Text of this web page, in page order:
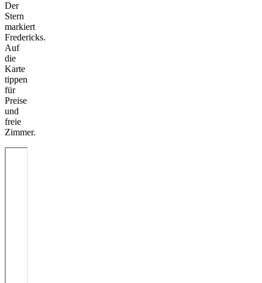
Der
Stern
markiert
Fredericks.
Auf
die
Karte
tippen
für
Preise
und
freie
Zimmer.